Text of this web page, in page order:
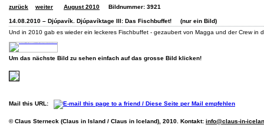
zurück weiter August 2010 Bildnummer: 3921
14.08.2010 – Djúpavík. Djúpavíktage III: Das Fischbuffet! (nur ein Bild)
Und in 2010 gab es wieder ein leckeres Fischbuffet - gezaubert von Magga und der Crew in
Um das nächste Bild zu sehen einfach auf das grosse Bild klicken!
Mail this URL:
© Claus Sterneck (Claus in Island / Claus in Iceland), 2010. Kontakt: info@claus-in-